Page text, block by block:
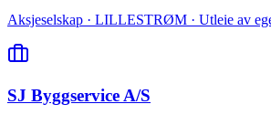
Aksjeselskap · LILLESTRØM · Utleie av
SJ Byggservice A/S